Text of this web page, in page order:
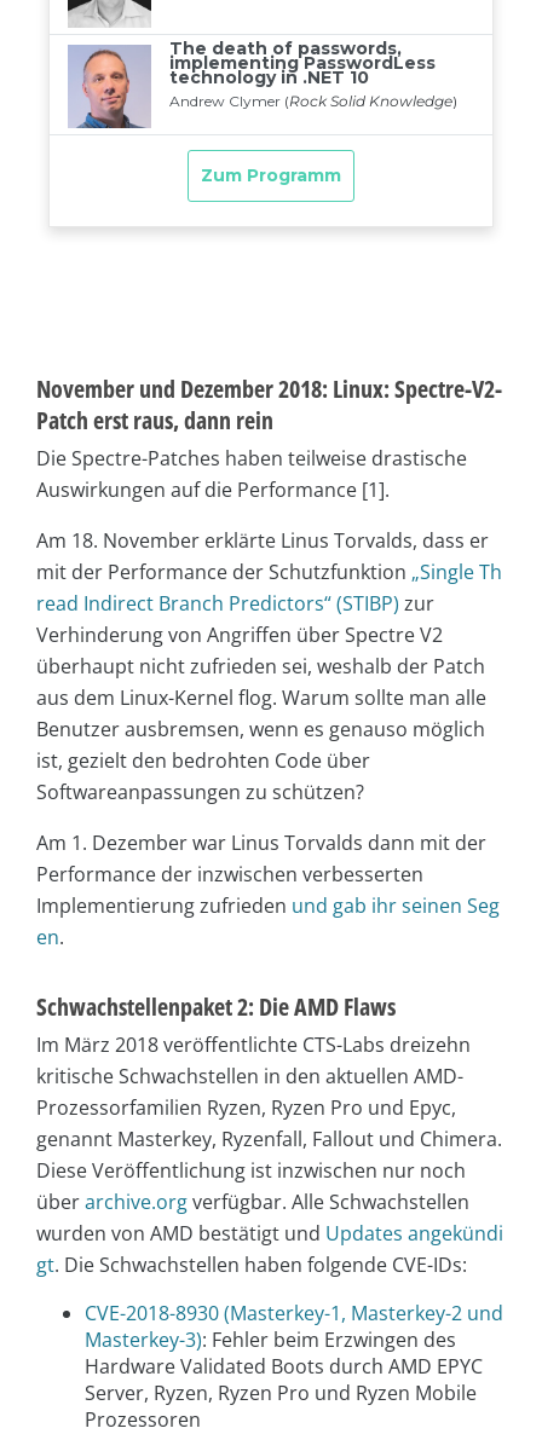
November und Dezember 2018: Linux: Spectre-V2-
Patch erst raus, dann rein
Die Spectre-Patches haben teilweise drastische
Auswirkungen auf die Performance [1].
Am 18. November erklärte Linus Torvalds, dass er
mit der Performance der Schutzfunktion „Single Th
read Indirect Branch Predictors“ (STIBP) zur
Verhinderung von Angriffen über Spectre V2
überhaupt nicht zufrieden sei, weshalb der Patch
aus dem Linux-Kernel flog. Warum sollte man alle
Benutzer ausbremsen, wenn es genauso möglich
ist, gezielt den bedrohten Code über
Softwareanpassungen zu schützen?
Am 1. Dezember war Linus Torvalds dann mit der
Performance der inzwischen verbesserten
Implementierung zufrieden und gab ihr seinen Seg
en.
Schwachstellenpaket 2: Die AMD Flaws
Im März 2018 veröffentlichte CTS-Labs dreizehn
kritische Schwachstellen in den aktuellen AMD-
Prozessorfamilien Ryzen, Ryzen Pro und Epyc,
genannt Masterkey, Ryzenfall, Fallout und Chimera.
Diese Veröffentlichung ist inzwischen nur noch
überarchive.orgverfügbar. Alle Schwachstellen
wurden von AMD bestätigt und Updates angekündi
gt. Die Schwachstellen haben folgende CVE-IDs:
CVE-2018-8930 (Masterkey-1, Masterkey-2 und
Masterkey-3): Fehler beim Erzwingen des
Hardware Validated Boots durch AMD EPYC
Server, Ryzen, Ryzen Pro und Ryzen Mobile
Prozessoren